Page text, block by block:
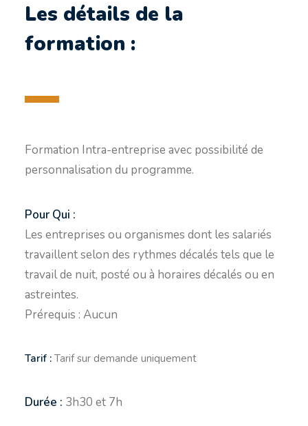
Les détails de la
formation :
Formation Intra-entreprise avec possibilité de
personnalisation du programme.
Pour Qui :
Les entreprises ou organismes dont les salariés
travaillent selon des rythmes décalés tels que le
travail de nuit, posté ou à horaires décalés ou en
astreintes.
Prérequis : Aucun
Tarif : Tarif sur demande uniquement
Durée : 3h30 et 7h